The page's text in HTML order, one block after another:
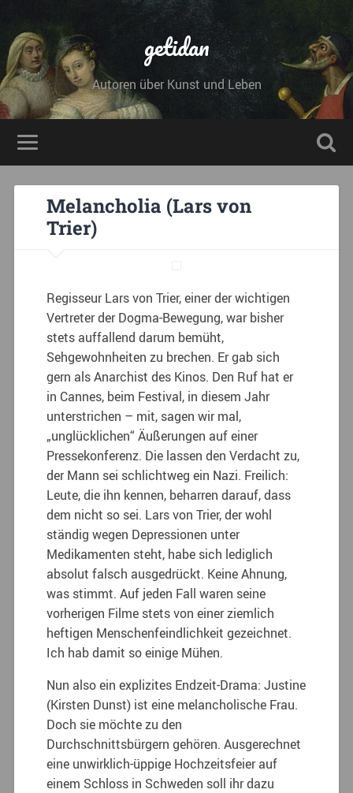
getidan
Autoren über Kunst und Leben
Melancholia (Lars von
Trier)
Regisseur Lars von Trier, einer der wichtigen
Vertreter der Dogma-Bewegung, war bisher
stets auffallend darum bemüht,
Sehgewohnheiten zu brechen. Er gab sich
gern als Anarchist des Kinos. Den Ruf hat er
in Cannes, beim Festival, in diesem Jahr
unterstrichen – mit, sagen wir mal,
„unglücklichen“ Äußerungen auf einer
Pressekonferenz. Die lassen den Verdacht zu,
der Mann sei schlichtweg ein Nazi. Freilich:
Leute, die ihn kennen, beharren darauf, dass
dem nicht so sei. Lars von Trier, der wohl
ständig wegen Depressionen unter
Medikamenten steht, habe sich lediglich
absolut falsch ausgedrückt. Keine Ahnung,
was stimmt. Auf jeden Fall waren seine
vorherigen Filme stets von einer ziemlich
heftigen Menschenfeindlichkeit gezeichnet.
Ich hab damit so einige Mühen.
Nun also ein explizites Endzeit-Drama: Justine
(Kirsten Dunst) ist eine melancholische Frau.
Doch sie möchte zu den
Durchschnittsbürgern gehören. Ausgerechnet
eine unwirklich-üppige Hochzeitsfeier auf
einem Schloss in Schweden soll ihr dazu